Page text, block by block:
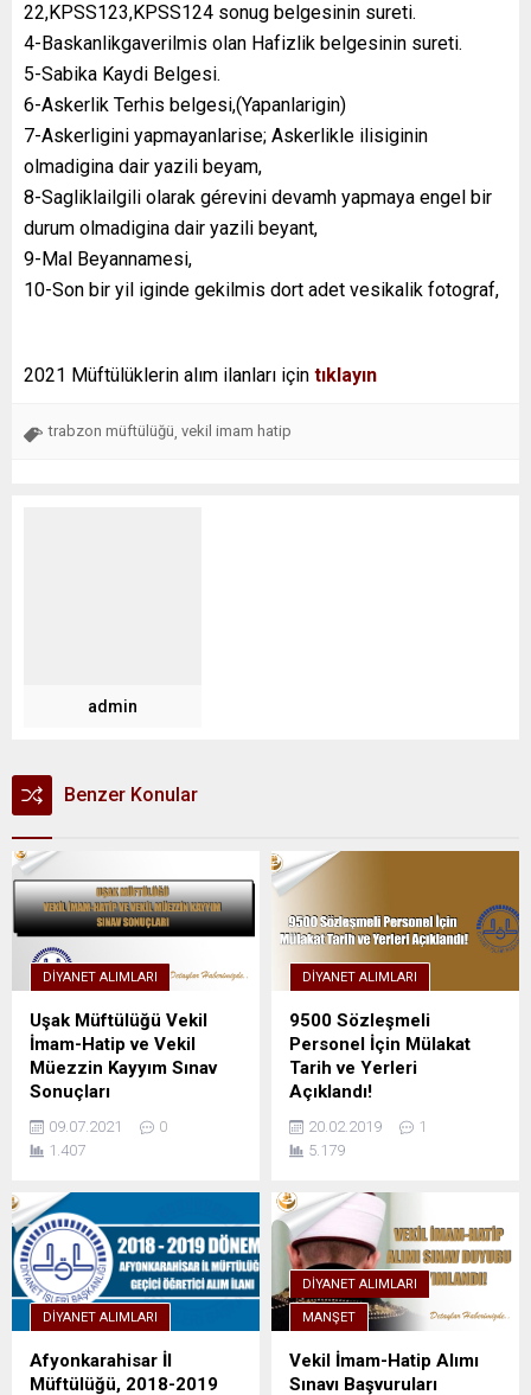
22,KPSS123,KPSS124 sonug belgesinin sureti.
4-Baskanlikgaverilmis olan Hafizlik belgesinin sureti.
5-Sabika Kaydi Belgesi.
6-Askerlik Terhis belgesi,(Yapanlarigin)
7-Askerligini yapmayanlarise; Askerlikle ilisiginin
olmadigina dair yazili beyam,
8-Sagliklailgili olarak gérevini devamh yapmaya engel bir
durum olmadigina dair yazili beyant,
9-Mal Beyannamesi,
10-Son bir yil iginde gekilmis dort adet vesikalik fotograf,
2021 Müftülüklerin alım ilanları için tıklayın
trabzon müftülüğü, vekil imam hatip
admin
Benzer Konular
DIYANET ALIMLARI
Uşak Müftülüğü Vekil
İmam-Hatip ve Vekil
Müezzin Kayyım Sınav
Sonuçları
09.07.2021
0
1.407
DIYANET ALIMLARI
9500 Sözleşmeli
Personel İçin Mülakat
Tarih ve Yerleri
Açıklandı!
20.02.2019
1
5.179
DIYANET ALIMLARI
Afyonkarahisar İl
Müftülüğü, 2018-2019
DIYANET ALIMLARI
MANŞET
Vekil İmam-Hatip Alımı
Sınavı Başvuruları